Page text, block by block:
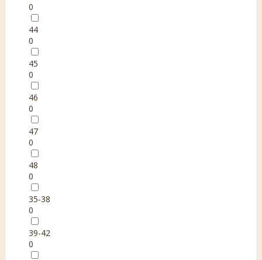
0
44
0
45
0
46
0
47
0
48
0
35-38
0
39-42
0